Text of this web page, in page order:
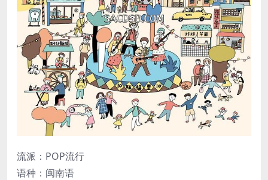
流派：POP流行
语种：闽南语